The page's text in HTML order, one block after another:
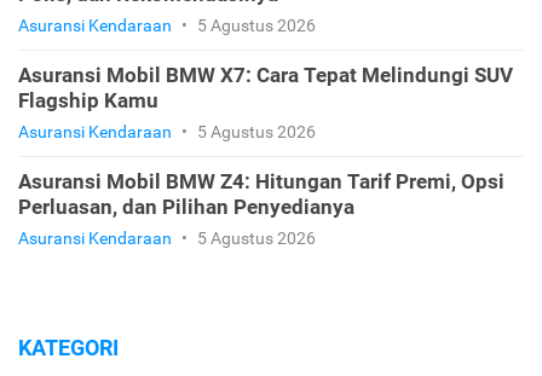
Asuransi Kendaraan • 5 Agustus 2026
Asuransi Mobil BMW X7: Cara Tepat Melindungi SUV
Flagship Kamu
Asuransi Kendaraan • 5 Agustus 2026
Asuransi Mobil BMW Z4: Hitungan Tarif Premi, Opsi
Perluasan, dan Pilihan Penyedianya
Asuransi Kendaraan • 5 Agustus 2026
KATEGORI